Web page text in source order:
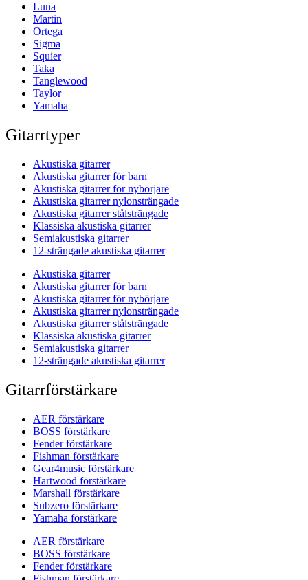
Luna
Martin
Ortega
Sigma
Squier
Taka
Tanglewood
Taylor
Yamaha
Gitarrtyper
Akustiska gitarrer
Akustiska gitarrer för barn
Akustiska gitarrer för nybörjare
Akustiska gitarrer nylonsträngade
Akustiska gitarrer stålsträngade
Klassiska akustiska gitarrer
Semiakustiska gitarrer
12-strängade akustiska gitarrer
Akustiska gitarrer
Akustiska gitarrer för barn
Akustiska gitarrer för nybörjare
Akustiska gitarrer nylonsträngade
Akustiska gitarrer stålsträngade
Klassiska akustiska gitarrer
Semiakustiska gitarrer
12-strängade akustiska gitarrer
Gitarrförstärkare
AER förstärkare
BOSS förstärkare
Fender förstärkare
Fishman förstärkare
Gear4music förstärkare
Hartwood förstärkare
Marshall förstärkare
Subzero förstärkare
Yamaha förstärkare
AER förstärkare
BOSS förstärkare
Fender förstärkare